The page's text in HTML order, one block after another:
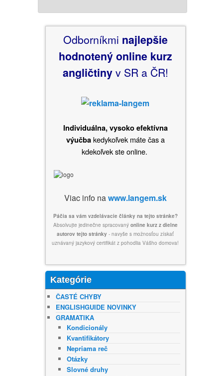
Odborníkmi najlepšie
hodnotenýonline kurz
angličtinyv SR a ČR!
Individuálna, vysoko efektívna
výučbakedykoľvek máte čas a
kdekoľvek ste online.
Viac info nawww.langem.sk
Páčia sa vám vzdelávacie články na tejto stránke?
Absolvujte jedinečne spracovaný online kurz z dielne
autorov tejto stránky - navyše s možnosťou získať
uznávaný jazykový certifikát z pohodlia Vášho domova!
Kategórie
ČASTÉ CHYBY
ENGLISHGUIDE NOVINKY
GRAMATIKA
Kondicionály
Kvantifikátory
Nepriama reč
Otázky
Slovné druhy